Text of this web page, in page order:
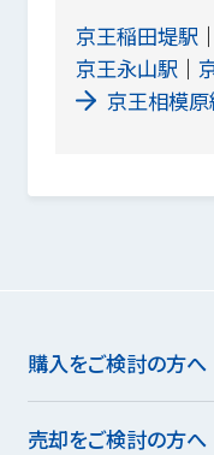
京王稲田堤駅
京王永山駅
京王相模原
購入をご検討の方へ
売却をご検討の方へ